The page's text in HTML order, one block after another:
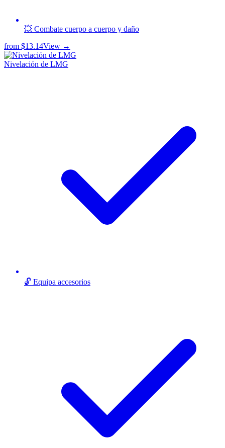
💥 Combate cuerpo a cuerpo y daño
from $13.14View →
Nivelación de LMG
🔓 Equipa accesorios